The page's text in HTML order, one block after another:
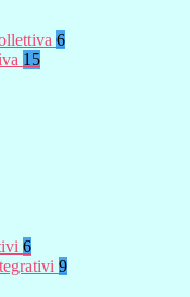
6
15
6
9